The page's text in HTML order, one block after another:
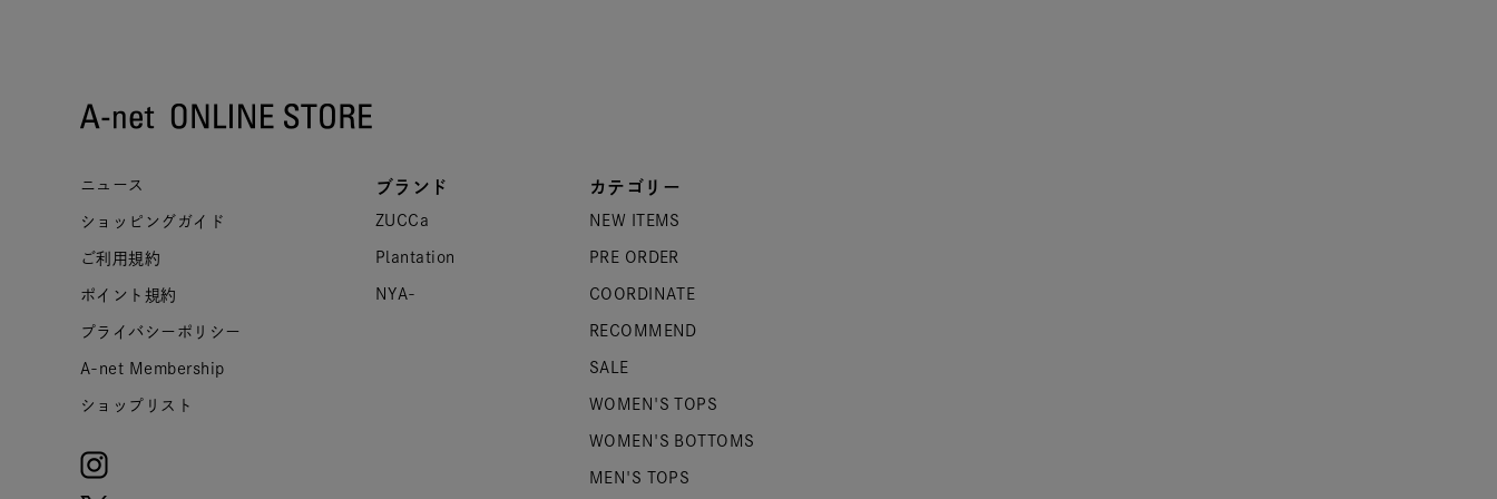
ニュース
ショッピングガイド
ご利用規約
ポイント規約
プライバシーポリシー
A-net Membership
ショップリスト
ブランド
ZUCCa
Plantation
NYA-
カテゴリー
NEW ITEMS
PRE ORDER
COORDINATE
RECOMMEND
SALE
WOMEN'S TOPS
WOMEN'S BOTTOMS
MEN'S TOPS